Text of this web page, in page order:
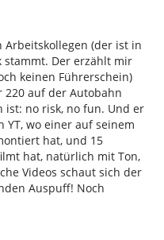
Arbeitskollegen (der ist in
stammt. Der erzählt mir
keinen Führerschein)
220 auf der Autobahn
ist: no risk, no fun. Und er
YT, wo einer auf seinem
hat, und 15
hat, natürlich mit Ton,
Videos schaut sich der
Auspuff! Noch